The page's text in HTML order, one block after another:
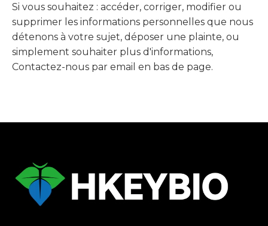
Si vous souhaitez : accéder, corriger, modifier ou
supprimer les informations personnelles que nous
détenons à votre sujet, déposer une plainte, ou
simplement souhaiter plus d'informations,
Contactez-nous par email en bas de page.